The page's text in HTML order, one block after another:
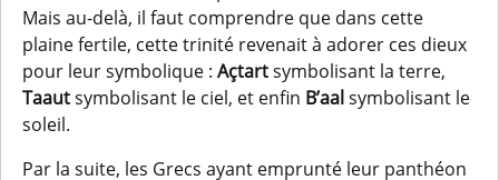
Mais au-delà, il faut comprendre que dans cette
plaine fertile, cette trinité revenait à adorer ces dieux
pour leur symbolique :Açtartsymbolisant la terre,
Taautsymbolisant le ciel, et enfin B’aalsymbolisant le
soleil.
Par la suite, les Grecs ayant emprunté leur panthéon